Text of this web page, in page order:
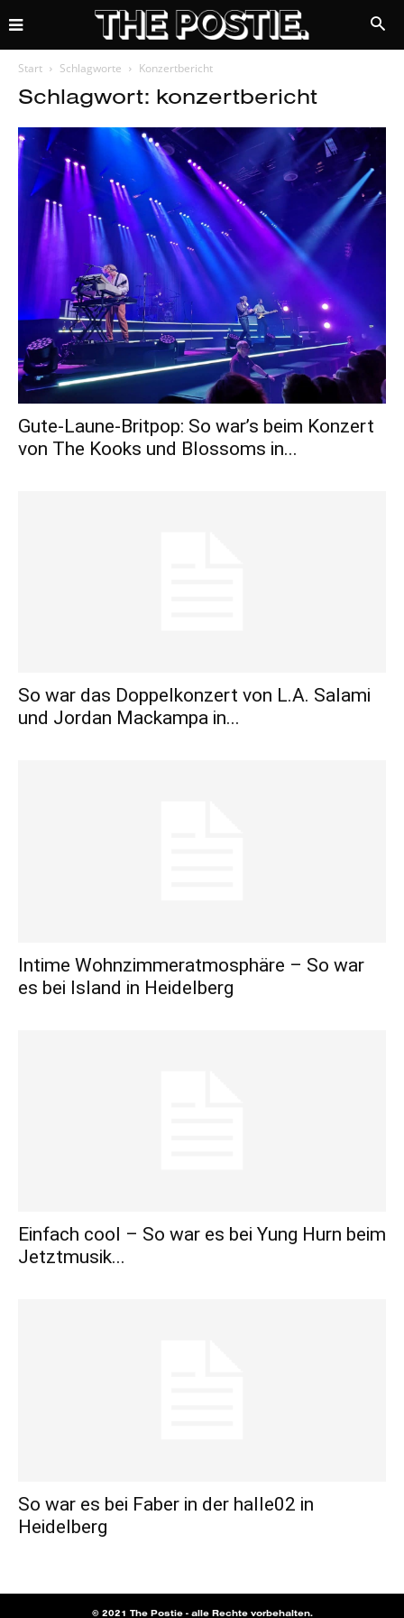
Start Schlagworte Konzertbericht
Schlagwort: konzertbericht
Gute-Laune-Britpop: So war’s beim Konzert
von The Kooks und Blossoms in...
So war das Doppelkonzert von L.A. Salami
und Jordan Mackampa in...
Intime Wohnzimmeratmosphäre – So war
es bei Island in Heidelberg
Einfach cool – So war es bei Yung Hurn beim
Jetztmusik...
So war es bei Faber in der halle02 in
Heidelberg
© 2021 The Postie - alle Rechte vorbehalten.